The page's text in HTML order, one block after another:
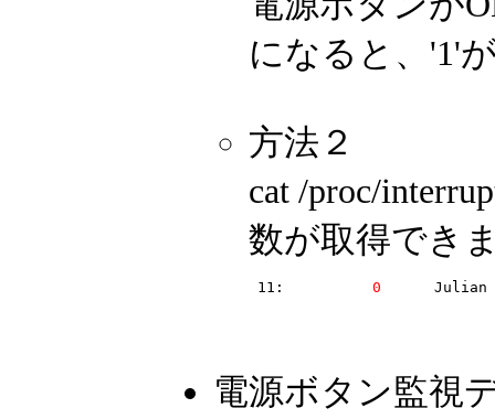
になると、'1'
方法２
cat /proc/
数が取得でき
11: 0
電源ボタン監視